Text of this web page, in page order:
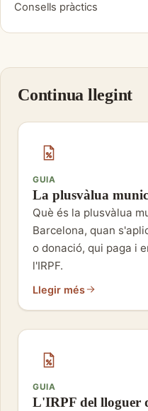
Consells pràctics
Continua llegint
GUIA
La plusvàlua
Què és la plusvàlua
Barcelona, quan
o donació, qui paga i
l'IRPF.
Llegir més
GUIA
L'IRPF del lloguer